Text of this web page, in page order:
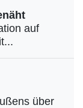
auf
über